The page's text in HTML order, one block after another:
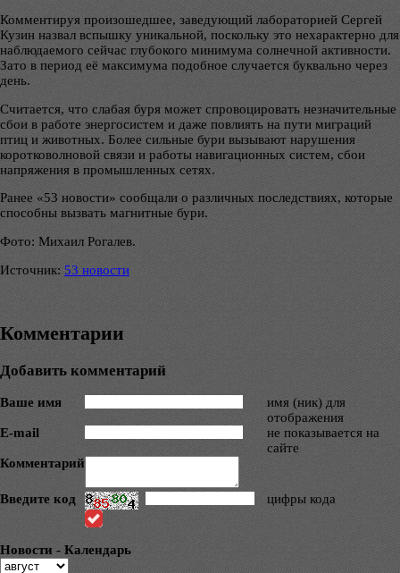
Комментируя произошедшее, заведующий лабораторией Сергей
Кузин назвал вспышку уникальной, поскольку это нехарактерно для
наблюдаемого сейчас глубокого минимума солнечной активности.
Зато в период её максимума подобное случается буквально через
день.
Считается, что слабая буря может спровоцировать незначительные
сбои в работе энергосистем и даже повлиять на пути миграций
птиц и животных. Более сильные бури вызывают нарушения
коротковолновой связи и работы навигационных систем, сбои
напряжения в промышленных сетях.
Ранее «53 новости» сообщали о различных последствиях, которые
способны вызвать магнитные бури.
Фото: Михаил Рогалев.
Источник: 53 новости
Комментарии
Добавить комментарий
Ваше имя
имя (ник) для
отображения
E-mail
не показывается на
сайте
Комментарий
Введите код цифры кода
Новости - Календарь